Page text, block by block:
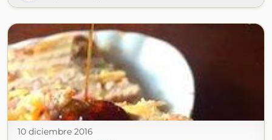
10 diciembre 2016